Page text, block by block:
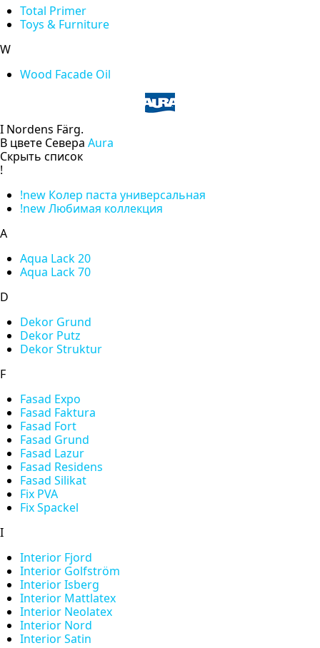
Total Primer
Toys & Furniture
W
Wood Facade Oil
I Nordens Färg.
В цвете Севера Aura
Скрыть список
!
!new Колер паста универсальная
!new Любимая коллекция
A
Aqua Lack 20
Aqua Lack 70
D
Dekor Grund
Dekor Putz
Dekor Struktur
F
Fasad Expo
Fasad Faktura
Fasad Fort
Fasad Grund
Fasad Lazur
Fasad Residens
Fasad Silikat
Fix PVA
Fix Spackel
I
Interior Fjord
Interior Golfström
Interior Isberg
Interior Mattlatex
Interior Neolatex
Interior Nord
Interior Satin